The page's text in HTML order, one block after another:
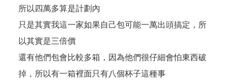
所以四萬多算是計劃內
只是其實我這一家如果自己包可能一萬出頭搞定，所
以其實是三倍價
還有他們包會比較多箱，因為他們很仔細會怕東西破
掉，所以有一箱裡面只有八個杯子這種事